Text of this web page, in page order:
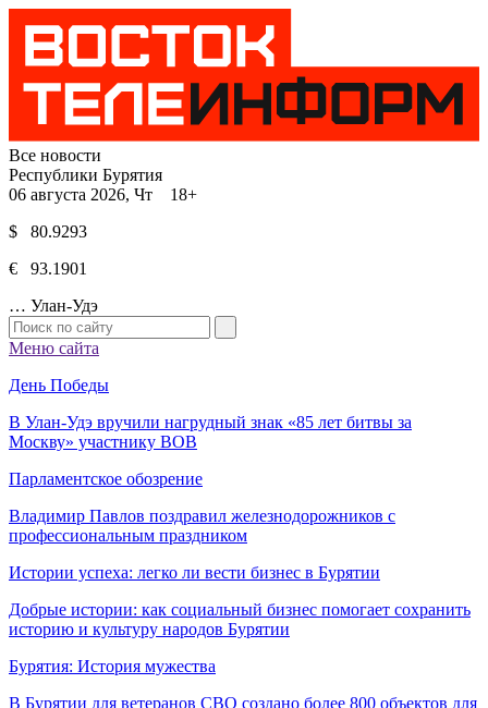
Все новости
Республики Бурятия
06 августа 2026, Чт 18+
$ 80.9293
€ 93.1901
… Улан-Удэ
Меню сайта
День Победы
В Улан-Удэ вручили нагрудный знак «85 лет битвы за
Москву» участнику ВОВ
Парламентское обозрение
Владимир Павлов поздравил железнодорожников с
профессиональным праздником
Истории успеха: легко ли вести бизнес в Бурятии
Добрые истории: как социальный бизнес помогает сохранить
историю и культуру народов Бурятии
Бурятия: История мужества
В Бурятии для ветеранов СВО создано более 800 объектов для